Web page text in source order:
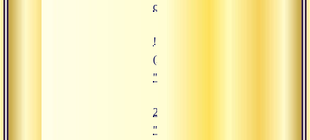
себя?"
![24.12.2024 "Единство
(https://www.advayta.org/upload/
"24.12.2024 "Единство
24.12.2024
"Единство